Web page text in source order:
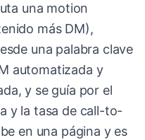
una motion
más DM),
una palabra clave
automatizada y
y se guía por el
y la tasa de call-to-
en una página y es